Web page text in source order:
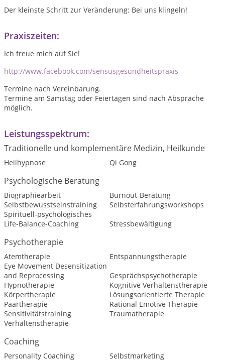
Der kleinste Schritt zur Veränderung: Bei uns klingeln!
Praxiszeiten:
Ich freue mich auf Sie!
http://www.facebook.com/sensusgesundheitspraxis
Termine nach Vereinbarung.
Termine am Samstag oder Feiertagen sind nach Absprache
möglich.
Leistungsspektrum:
Traditionelle und komplementäre Medizin, Heilkunde
Heilhypnose Qi Gong
Psychologische Beratung
Biographiearbeit
Burnout-Beratung
Selbstbewusstseinstraining
Selbsterfahrungsworkshops
Spirituell-psychologisches
Life-Balance-Coaching
Stressbewältigung
Psychotherapie
Atemtherapie
Entspannungstherapie
Eye Movement Desensitization
and Reprocessing
Gesprächspsychotherapie
Hypnotherapie
Kognitive Verhaltenstherapie
Körpertherapie
Lösungsorientierte Therapie
Paartherapie
Rational Emotive Therapie
Sensitivitätstraining
Traumatherapie
Verhaltenstherapie
Coaching
Personality Coaching Selbstmarketing